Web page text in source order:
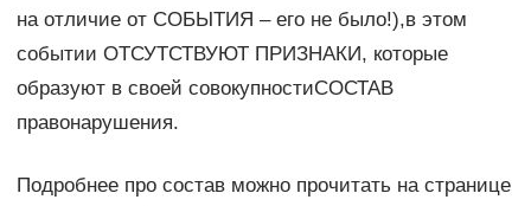
на отличие от СОБЫТИЯ – его не было!),в этом
событии ОТСУТСТВУЮТ ПРИЗНАКИ, которые
образуют в своей совокупностиСОСТАВ
правонарушения.
Подробнее про состав можно прочитать на странице